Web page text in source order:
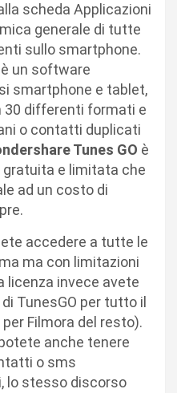
scheda Applicazioni
generale di tutte
sullo smartphone.
è un software
smartphone e tablet,
30 differenti formati e
o contatti duplicati
Tunes GO è
gratuita e limitata che
ad un costo di
accedere a tutte le
ma con limitazioni
licenza invece avete
TunesGO per tutto il
Filmora del resto).
anche tenere
o sms
lo stesso discorso